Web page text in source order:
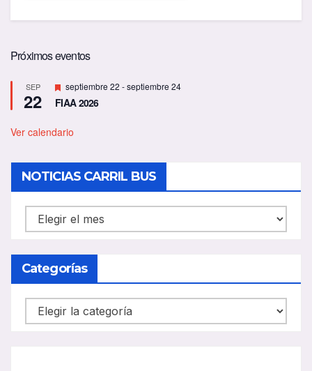
Próximos eventos
SEP
22
D
e
s
a
d
o
septiembre 22 -septiembre 24
FIAA 2026
Ver calendario
NOTICIAS CARRIL BUS
NOTICIAS
CARRIL
BUS
Categorías
Categorías